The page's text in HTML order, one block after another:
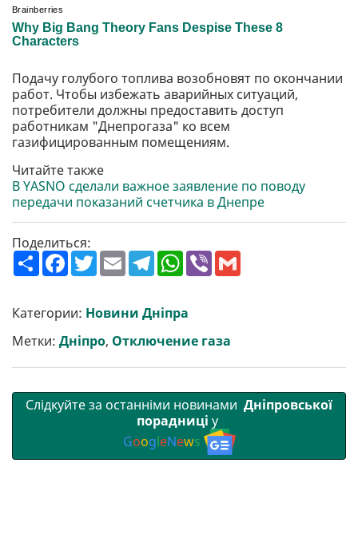
Подачу голубого топлива возобновят по окончании
работ. Чтобы избежать аварийных ситуаций,
потребители должны предоставить доступ
работникам "Днепрогаза" ко всем
газифицированным помещениям.
Читайте также
В YASNO сделали важное заявление по поводу
передачи показаний счетчика в Днепре
Поделиться:
П
о
р
и
т
и
F
a
b
o
o
k
T
w
t
e
r
E
m
l
T
e
g
r
a
m
W
h
s
A
p
p
V
Категории: Новини Дніпра
Метки: Дніпро, Отключение газа
Слідкуйте за останніми новинами Дніпровської
порадниці у
GoogleNews